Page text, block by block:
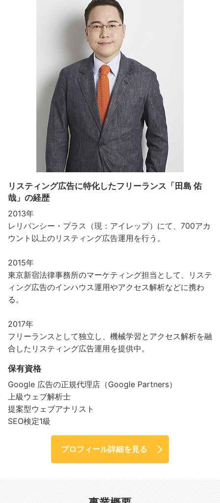
リスティング広告に特化したフリーランス「田島 佑
哉」の経歴
2013年
レリバンシー・プラス（現：アイレップ）にて、700アカ
ウント以上のリスティング広告運用を行う。
2015年
東京新宿法律事務所のマーケティング担当として、リステ
ィング広告のインハウス運用やアクセス解析などに携わ
る。
2017年
フリーランスとして独立し、機械学習とアクセス解析を融
合したリスティング広告運用を提供中。
保有資格
Google 広告の正規代理店（Google Partners）
上級ウェブ解析士
提案型ウェブアナリスト
SEO検定1級
プロフィール詳細を見る